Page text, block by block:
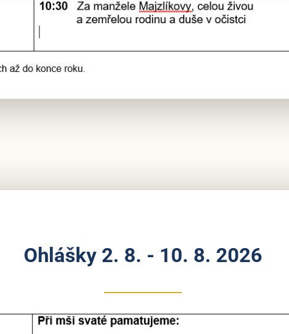
Ohlášky 2. 8. - 10. 8. 2026